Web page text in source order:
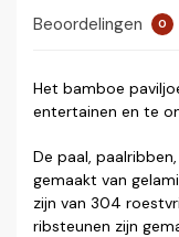
Beoordelingen 0
Het bamboe
entertainen en te
De paal,
gemaakt van
zijn van 304
ribsteunen zijn